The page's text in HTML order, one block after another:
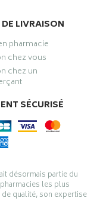
LIVRAISON
pharmacie
chez vous
chez un
SÉCURISÉ
désormais partie du
les plus
qualité, son expertise